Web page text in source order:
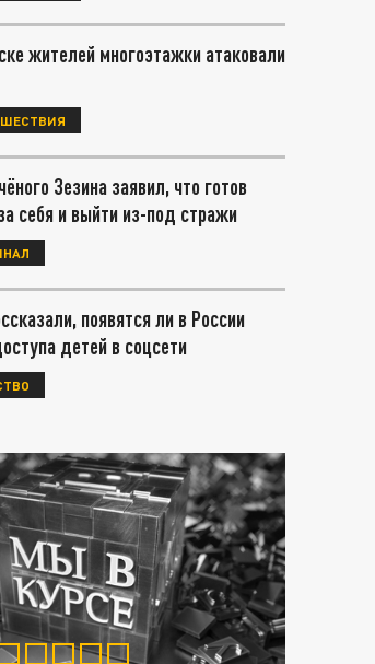
жителей многоэтажки атаковали
Зезина заявил, что готов
себя и выйти из-под стражи
появятся ли в России
детей в соцсети